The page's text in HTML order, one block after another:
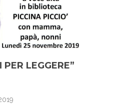
LEGGERE”